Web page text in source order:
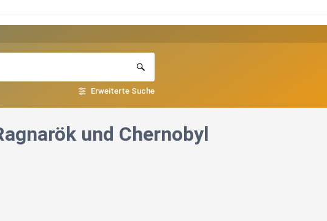
Erweiterte Suche
und Chernobyl